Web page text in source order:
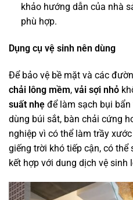
khảo hướng dẫn của nhà
phù hợp.
Dụng cụ vệ sinh nên dùng
Để bảo vệ bề mặt và các
chải lông mềm, vải sợi nhỏ
suất nhẹ để làm sạch bụi
dùng búi sắt, bàn chải cứng
nghiệp vì có thể làm trầy
giếng trời khó tiếp cận, có thể
kết hợp với dung dịch vệ sinh